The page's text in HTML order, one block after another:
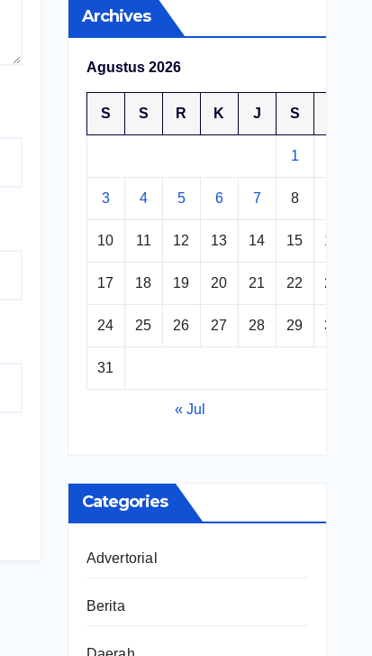
Archives
Agustus 2026
S S R K J S
1
3 4 5 6 7 8
10 11 12 13 14 15 16
17 18 19 20 21 22 23
24 25 26 27 28 29 30
31
« Jul
Categories
Advertorial
Berita